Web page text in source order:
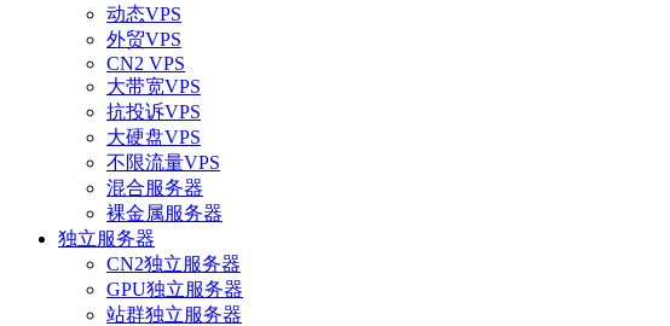
动态VPS
外贸VPS
CN2 VPS
大带宽VPS
抗投诉VPS
大硬盘VPS
不限流量VPS
混合服务器
裸金属服务器
独立服务器
CN2独立服务器
GPU独立服务器
站群独立服务器